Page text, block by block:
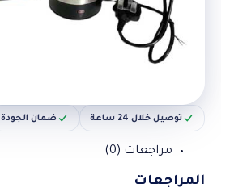
توصيل خلال 24 ساعة ضمان الجودة
مراجعات (0)
المراجعات